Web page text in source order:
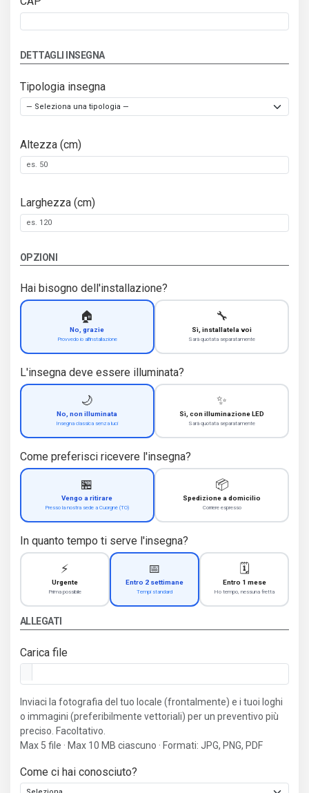
DETTAGLI INSEGNA
Tipologia insegna
Altezza (cm)
Larghezza (cm)
OPZIONI
Hai bisogno dell'installazione?
🏠
No, grazie
Provvedo io all'installazione
🔧
Sì, installatela voi
Sarà quotata separatamente
L'insegna deve essere illuminata?
🌙
No, non illuminata
Insegna classica senza luci
✨
Sì, con illuminazione LED
Sarà quotata separatamente
Come preferisci ricevere l'insegna?
🏪
Vengo a ritirare
Presso la nostra sede a Cuorgnè (TO)
📦
Spedizione a domicilio
Corriere espresso
In quanto tempo ti serve l'insegna?
⚡
Urgente
Prima possibile
📅
Entro 2 settimane
Tempi standard
🗓️
Entro 1 mese
Ho tempo, nessuna fretta
ALLEGATI
Carica file
Inviaci la fotografia del tuo locale (frontalmente) e i tuoi loghi
o immagini (preferibilmente vettoriali) per un preventivo più
preciso. Facoltativo.
Max 5 file · Max 10 MB ciascuno · Formati: JPG, PNG, PDF
Come ci hai conosciuto?